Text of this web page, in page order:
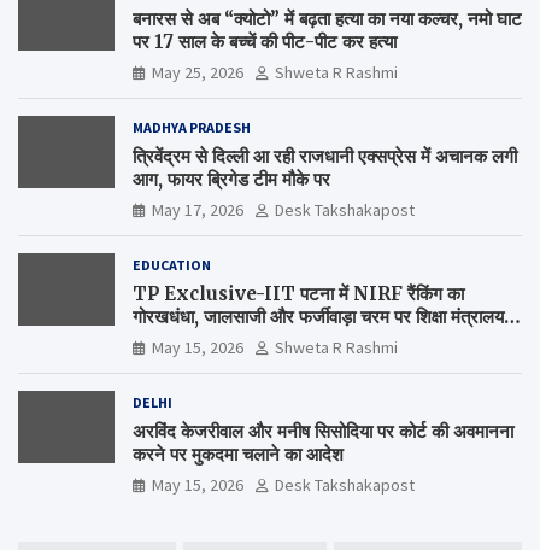
बनारस से अब “क्योटो” में बढ़ता हत्या का नया कल्चर, नमो घाट
पर 17 साल के बच्चें की पीट-पीट कर हत्या
May 25, 2026 Shweta R Rashmi
MADHYA PRADESH
त्रिवेंद्रम से दिल्ली आ रही राजधानी एक्सप्रेस में अचानक लगी
आग, फायर ब्रिगेड टीम मौके पर
May 17, 2026 Desk Takshakapost
EDUCATION
TP Exclusive-IIT पटना में NIRF रैंकिंग का
गोरखधंधा, जालसाजी और फर्जीवाड़ा चरम पर शिक्षा मंत्रालय
कब जागेगा ?
May 15, 2026 Shweta R Rashmi
DELHI
अरविंद केजरीवाल और मनीष सिसोदिया पर कोर्ट की अवमानना
करने पर मुकदमा चलाने का आदेश
May 15, 2026 Desk Takshakapost